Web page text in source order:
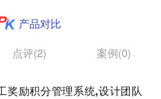
产品对比
点评(2) 案例(0)
奖励积分管理系统,设计团队